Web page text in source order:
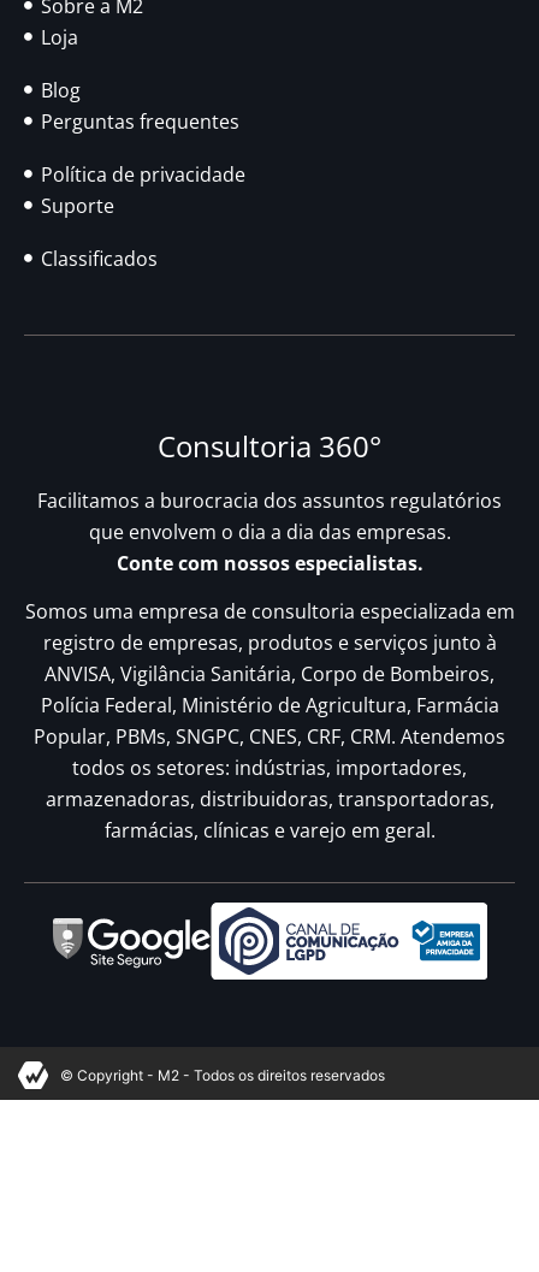
Sobre a M2
Loja
Blog
Perguntas frequentes
Política de privacidade
Suporte
Classificados
Consultoria 360°
Facilitamos a burocracia dos assuntos regulatórios
que envolvem o dia a dia das empresas.
Conte com nossos especialistas.
Somos uma empresa de consultoria especializada em
registro de empresas, produtos e serviços junto à
ANVISA, Vigilância Sanitária, Corpo de Bombeiros,
Polícia Federal, Ministério de Agricultura, Farmácia
Popular, PBMs, SNGPC, CNES, CRF, CRM. Atendemos
todos os setores: indústrias, importadores,
armazenadoras, distribuidoras, transportadoras,
farmácias, clínicas e varejo em geral.
© Copyright - M2 - Todos os direitos reservados